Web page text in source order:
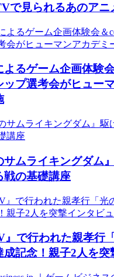
で見られるあのアニ
よるゲーム企画体験
ップ選考会がヒュー
サムライキングダム
戦の基礎講座
』で行われた親孝行
成記念！親子2人を突